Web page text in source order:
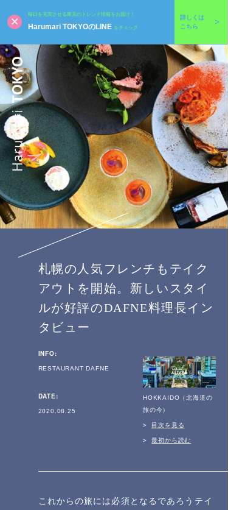
毎日を充実させる東京のトレンド情報をお届け！
Harumari TOKYOのLINE をチェック
詳しくは
こちら
札幌の人気フレンチもテイク
アウトを開始。新しいスタイ
ルが好評のDAFNE料理長イン
タビュー
INFO:
RESTAURANT DAFNE
DATE:
2020.08.25
HOKKAIDO（北海道の
旅の今）
目次を見る
最初から読む
これからの旅には必須となるであろうテイ